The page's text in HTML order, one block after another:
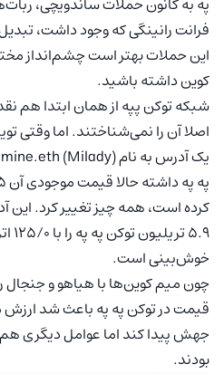
فرانت رانینگی که وجود داشت،
این حملات بهتر است چشم‌انداز
کوین داشته باشید.
شبکه توکن پپه از همان ابتدا هم
اصلا آن را نمی‌شناختند. اما وقتی
یک آدرس به نام dimethyltryptamine.eth (Milady) که ۲۵۰
کرده است، همه چیز تغییر کرد. این
خوش‌بینی است.
چون میم کوین‌ها با هیاهو و
قیمت در توکن په په باعث شد ارزش
جهش پیدا کند اما عوامل دیگری
بودند.